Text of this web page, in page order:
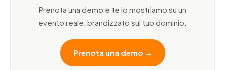
Prenota una demo e te lo mostriamo su un
evento reale, brandizzato sul tuo dominio.
Prenota una demo →